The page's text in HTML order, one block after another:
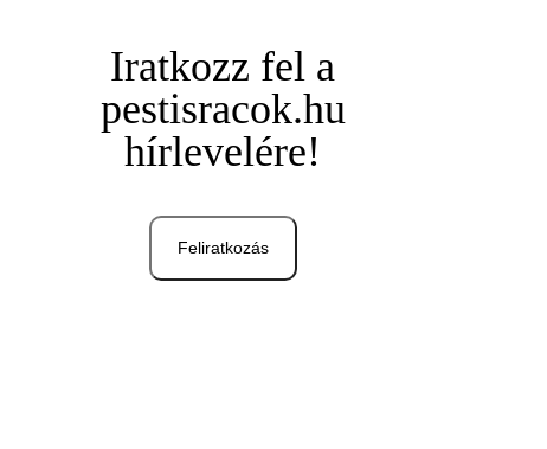
Iratkozz fel a
pestisracok.hu
hírlevelére!
Feliratkozás